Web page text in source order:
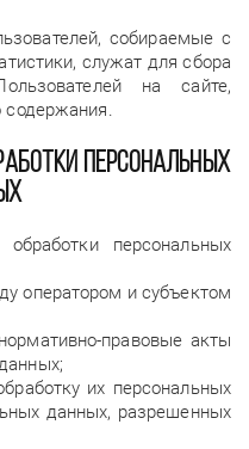
собираемые с
служат для сбора
на сайте,
содержания.
персональных
персональных
оператором и субъектом
правовые акты
их персональных
данных, разрешенных